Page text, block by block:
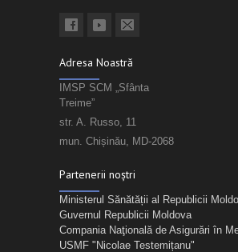
Adresa Noastră
IMSP SCM „Sfânta
Treime”
str. A. Russo, 11
mun. Chișinău, MD-2068
Partenerii noștri
Ministerul Sănătății al Republicii
Guvernul Republicii Moldova
Compania Naţională de Asigurări în
USMF "Nicolae Testemițanu"